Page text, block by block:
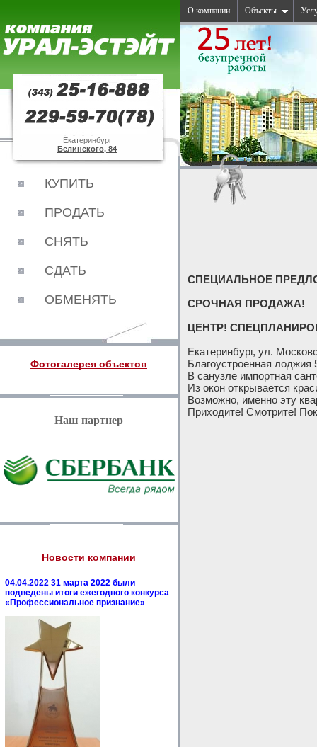
Екатеринбург
Белинского, 84
КУПИТЬ
ПРОДАТЬ
СНЯТЬ
СДАТЬ
ОБМЕНЯТЬ
Фотогалерея объектов
Наш партнер
Новости компании
04.04.2022 31 марта 2022 были
подведены итоги ежегодного конкурса
«Профессиональное признание»
О компании Объекты
СПЕЦИАЛЬНОЕ
СРОЧНАЯ ПРОДАЖА!
ЦЕНТР!
Екатеринбург, ул.
Благоустроенная лоджия
В санузле импортная
Из окон открывается
Возможно, именно эту
Приходите! Смотрите!